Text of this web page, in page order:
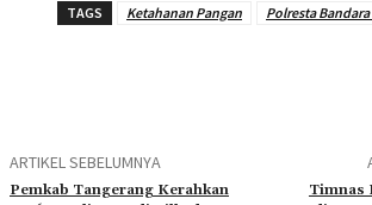
TAGS Ketahanan Pangan Polresta
ARTIKEL SEBELUMNYA
Pemkab Tangerang Kerahkan
Timnas